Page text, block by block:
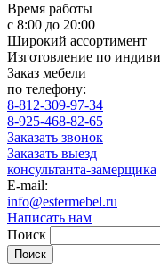
Время работы
с 8:00 до 20:00
Широкий ассортимент
Изготовление по
Заказ мебели
по телефону:
8-812-309-97-34
8-925-468-82-65
Заказать звонок
Заказать выезд
консультанта-замерщика
E-mail:
info@estermebel.ru
Написать нам
Поиск